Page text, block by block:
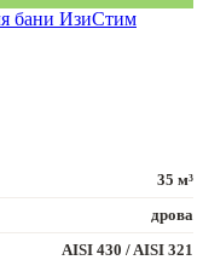
бани ИзиСтим
35 м³
дрова
AISI 430 / AISI 321